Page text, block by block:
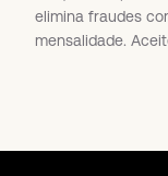
elimina fraudes
mensalidade.